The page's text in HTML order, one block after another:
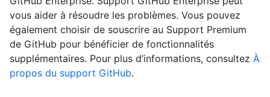
vous aider à résoudre les problèmes. Vous pouvez
également choisir de souscrire au Support Premium
de GitHub pour bénéficier de fonctionnalités
supplémentaires. Pour plus d’informations, consultez À
propos du support GitHub.